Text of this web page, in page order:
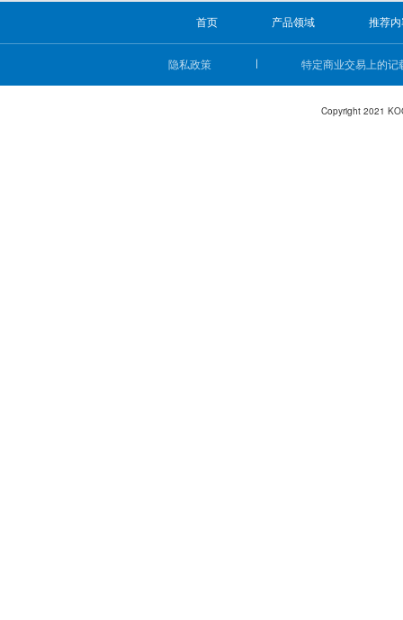
首页 产品领域 推荐
隐私政策 特定商业交易上的记
Copyright 2021